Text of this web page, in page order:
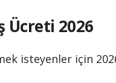
Ücreti 2026
isteyenler için